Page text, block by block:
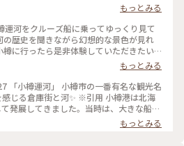
もっとみる
運河をクルーズ船に乗ってゆっくり見て
の歴史を聞きながら幻想的な景色が見れ
樽に行ったら是非体験していただきたい
#小樽運河#小樽運河クルーズ#ベストト
もっとみる
「小樽運河」 小樽市の一番有名な観光名
発展してきました。当時は、大きな船を
船）を使って荷揚げしていましたが、取
、運搬作業を効率的に行う必要が出てき
もっとみる